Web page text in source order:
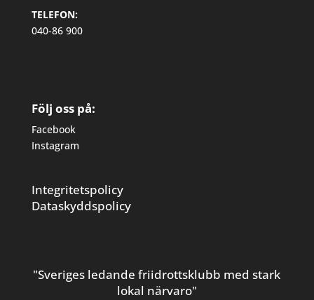
TELEFON:
040-86 900
Följ oss på:
Facebook
Instagram
Integritetspolicy
Dataskyddspolicy
"Sveriges ledande friidrottsklubb med stark
lokal närvaro"